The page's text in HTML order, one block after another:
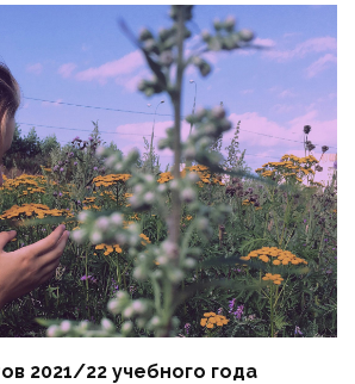
2021/22 учебного года